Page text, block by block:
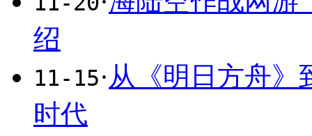
绍
11-15·从《明日方舟》
时代